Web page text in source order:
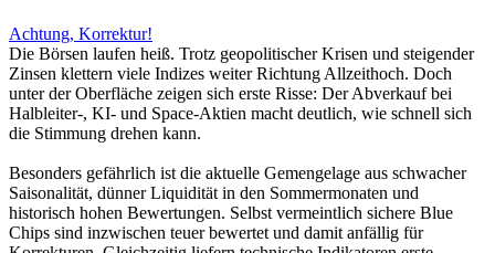
Achtung, Korrektur!
Die Börsen laufen heiß. Trotz geopolitischer Krisen und steigender
Zinsen klettern viele Indizes weiter Richtung Allzeithoch. Doch
unter der Oberfläche zeigen sich erste Risse: Der Abverkauf bei
Halbleiter-, KI- und Space-Aktien macht deutlich, wie schnell sich
die Stimmung drehen kann.
Besonders gefährlich ist die aktuelle Gemengelage aus schwacher
Saisonalität, dünner Liquidität in den Sommermonaten und
historisch hohen Bewertungen. Selbst vermeintlich sichere Blue
Chips sind inzwischen teuer bewertet und damit anfällig für